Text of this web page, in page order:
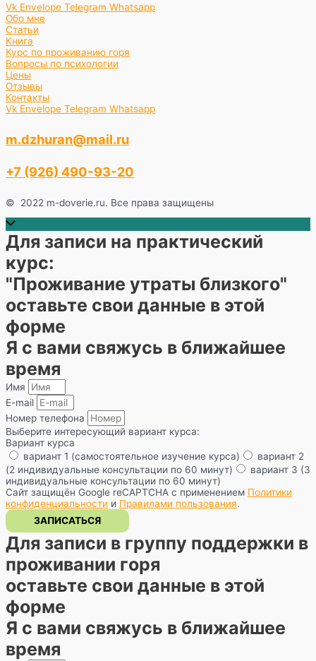
Vk Envelope Telegram Whatsapp
Обо мне
Статьи
Книга
Курс по проживанию горя
Вопросы по психологии
Цены
Отзывы
Контакты
Vk Envelope Telegram Whatsapp
m.dzhuran@mail.ru
+7 (926) 490-93-20
© 2022 m-doverie.ru. Все права защищены
Прокрутить
наверх
Для записи на практический
курс:
"Проживание утраты близкого"
оставьте свои данные в этой
форме
Я с вами свяжусь в ближайшее
время
Имя
E-mail
Номер телефона
Выберите интересующий вариант курса:
Вариант курса
вариант 1 (самостоятельное изучение курса)
вариант 2
(2 индивидуальные консультации по 60 минут)
вариант 3 (3
индивидуальные консультации по 60 минут)
Сайт защищён Google reCAPTCHA с применением Политики
конфиденциальности и Правилами пользования.
ЗАПИСАТЬСЯ
Для записи в группу поддержки в
проживании горя
оставьте свои данные в этой
форме
Я с вами свяжусь в ближайшее
время